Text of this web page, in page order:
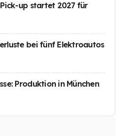
up startet 2027 für
bei fünf Elektroautos
Produktion in München